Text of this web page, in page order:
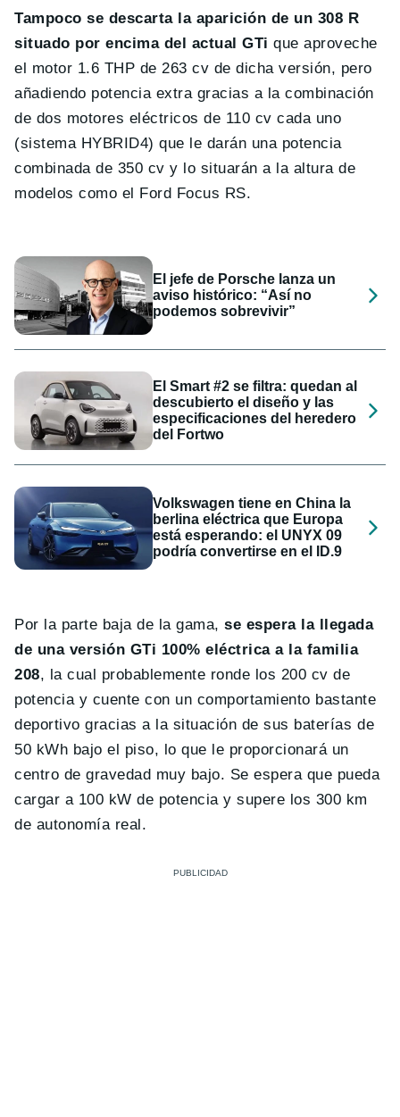
Tampoco se descarta la aparición de un 308 R
situado por encima del actual GTi que aproveche
el motor 1.6 THP de 263 cv de dicha versión, pero
añadiendo potencia extra gracias a la combinación
de dos motores eléctricos de 110 cv cada uno
(sistema HYBRID4) que le darán una potencia
combinada de 350 cv y lo situarán a la altura de
modelos como el Ford Focus RS.
El jefe de Porsche lanza un
aviso histórico: “Así no
podemos sobrevivir”
El Smart #2 se filtra: quedan al
descubierto el diseño y las
especificaciones del heredero
del Fortwo
Volkswagen tiene en China la
berlina eléctrica que Europa
está esperando: el UNYX 09
podría convertirse en el ID.9
Por la parte baja de la gama,se espera la llegada
de una versión GTi 100% eléctrica a la familia
208, la cual probablemente ronde los 200 cv de
potencia y cuente con un comportamiento bastante
deportivo gracias a la situación de sus baterías de
50 kWh bajo el piso, lo que le proporcionará un
centro de gravedad muy bajo. Se espera que pueda
cargar a 100 kW de potencia y supere los 300 km
de autonomía real.